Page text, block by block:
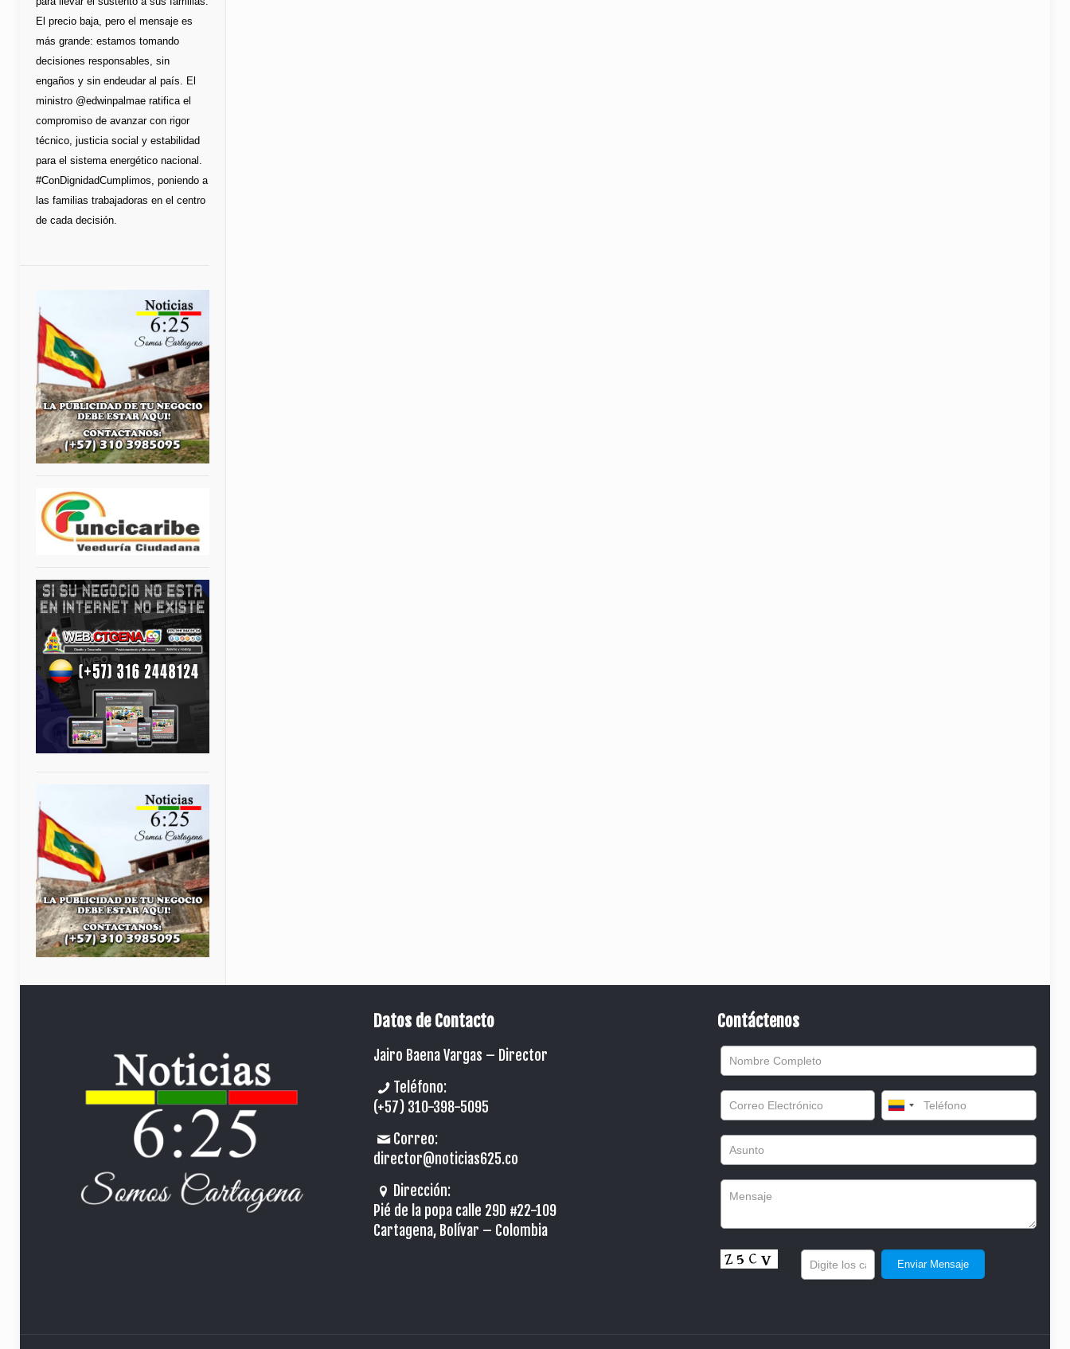
El precio baja, pero el mensaje es
más grande: estamos tomando
decisiones responsables, sin
engaños y sin endeudar al país. El
ministro @edwinpalmae ratifica el
compromiso de avanzar con rigor
técnico, justicia social y estabilidad
para el sistema energético nacional.
#ConDignidadCumplimos, poniendo a
las familias trabajadoras en el centro
de cada decisión.
Datos de Contacto
Jairo Baena Vargas – Director
Teléfono:
(+57) 310-398-5095
Correo:
director@noticias625.co
Dirección:
Pié de la popa calle 29D #22-109
Cartagena, Bolívar – Colombia
Contáctenos